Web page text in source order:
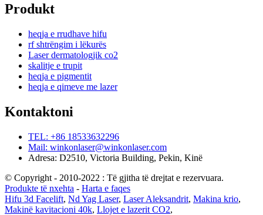
Produkt
heqja e rrudhave hifu
rf shtrëngim i lëkurës
Laser dermatologjik co2
skalitje e trupit
heqja e pigmentit
heqja e qimeve me lazer
Kontaktoni
TEL: +86 18533632296
Mail: winkonlaser@winkonlaser.com
Adresa: D2510, Victoria Building, Pekin, Kinë
© Copyright - 2010-2022 : Të gjitha të drejtat e rezervuara.
Produkte të nxehta - Harta e faqes
Hifu 3d Facelift, Nd Yag Laser, Laser Aleksandrit, Makina krio,
Makinë kavitacioni 40k, Llojet e lazerit CO2,